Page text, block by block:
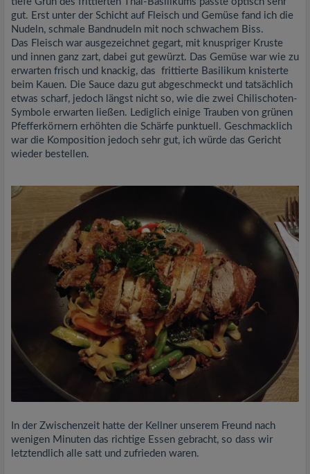
gut. Erst unter der Schicht auf Fleisch und Gemüse fand ich die
Nudeln, schmale Bandnudeln mit noch schwachem Biss.
Das Fleisch war ausgezeichnet gegart, mit knuspriger Kruste
und innen ganz zart, dabei gut gewürzt. Das Gemüse war wie zu
erwarten frisch und knackig, das frittierte Basilikum knisterte
beim Kauen. Die Sauce dazu gut abgeschmeckt und tatsächlich
etwas scharf, jedoch längst nicht so, wie die zwei Chilischoten-
Symbole erwarten ließen. Lediglich einige Trauben von grünen
Pfefferkörnern erhöhten die Schärfe punktuell. Geschmacklich
war die Komposition jedoch sehr gut, ich würde das Gericht
wieder bestellen.
In der Zwischenzeit hatte der Kellner unserem Freund nach
wenigen Minuten das richtige Essen gebracht, so dass wir
letztendlich alle satt und zufrieden waren.